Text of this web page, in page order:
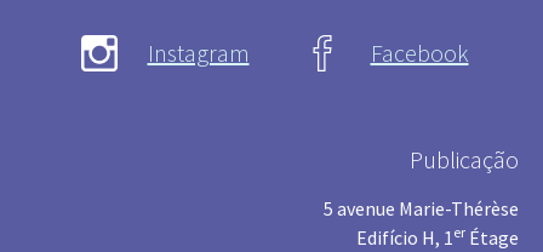
Instagram Facebook
Publicação
5 avenue Marie-Thérèse
Edifício H, 1 er Étage